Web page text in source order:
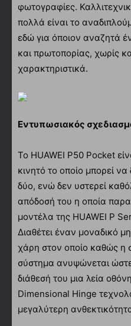
φωτογραφίες.
πολλά είναι το
εδώ για όποιον αναζητά
και πρωτοπορίας, χωρίς
χαρακτηριστικά.
Εντυπωσιακός
Το HUAWEI P50 Pocket
κινητό το οποίο μπορεί
δύο, ενώ δεν υστερεί
απόδοσή του η οποία
μοντέλα της HUAWEI P
Διαθέτει έναν μοναδικό
χάρη στον οποίο καθώς η
σύστημα ανυψώνεται
διάθεσή του μια λεία
Dimensional Hinge
μεγαλύτερη